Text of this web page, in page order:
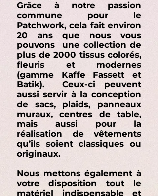
Grâce à notre passion
commune pour le
Patchwork, cela fait environ
20 ans que nous vous
pouvons une collection de
plus de 2000 tissus colorés,
fleuris et modernes
(gamme Kaffe Fassett et
Batik). Ceux-ci peuvent
aussi servir à la conception
de sacs, plaids, panneaux
muraux, centres de table,
mais aussi pour la
réalisation de vêtements
qu’ils soient classiques ou
originaux.
Nous mettons également à
votre disposition tout le
matériel indispensable et